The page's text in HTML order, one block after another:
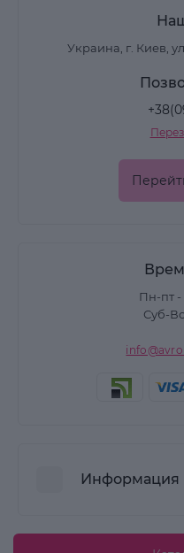
Украина, г. Киев,
Пн-пт -
Суб-
Информация